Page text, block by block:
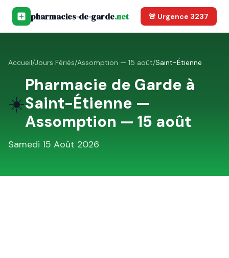
pharmacies-de-garde.net 🚨 Urgence 3237
Accueil/Jours Fériés/Assomption — 15 août/Saint-Étienne
☀️
Pharmacie de Garde à
Saint-Étienne —
Assomption — 15 août
Samedi 15 Août 2026